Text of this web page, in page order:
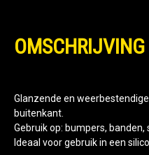
OMSCHRIJVING
Glanzende en
buitenkant.
Gebruik op: bumpers, banden,
Ideaal voor gebruik in een